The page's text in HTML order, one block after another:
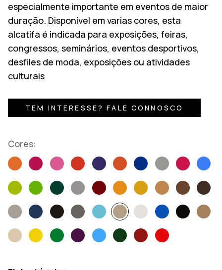
especialmente importante em eventos de maior
duração. Disponível em varias cores, esta
alcatifa é indicada para exposições, feiras,
congressos, seminários, eventos desportivos,
desfiles de moda, exposições ou atividades
culturais
TEM INTERESSE? FALE CONNOSCO
Cores: